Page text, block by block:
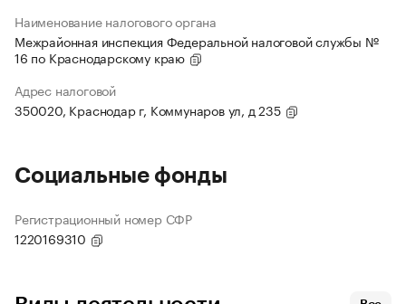
Наименование налогового органа
Межрайонная инспекция Федеральной налоговой службы №
16 по Краснодарскому краю
Адрес налоговой
350020, Краснодар г, Коммунаров ул, д 235
Социальные фонды
Регистрационный номер СФР
1220169310